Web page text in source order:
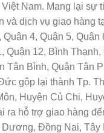
Nam. Mang lại sự
và dịch vụ giao hàng
Quận 4, Quận 5, Quận
Quận 12, Bình
Tân Bình, Quận Tân
gộp lại thành Tp.
Huyện Củ Chi,
ra hỗ trợ giao hàng
Đồng Nai, Tây